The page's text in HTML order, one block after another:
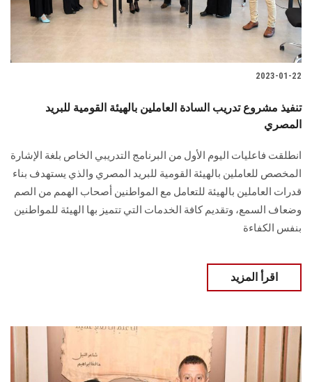
2023-01-22
تنفيذ مشروع تدريب السادة العاملين بالهيئة القومية للبريد
المصري
انطلقت فاعليات اليوم الأول من البرنامج التدريبي الخاص بلغة الإشارة
المخصص للعاملين بالهيئة القومية للبريد المصري والذي يستهدف بناء
قدرات العاملين بالهيئة للتعامل مع المواطنين أصحاب الهمم من الصم
وضعاف السمع، وتقديم كافة الخدمات التي تتميز بها الهيئة للمواطنين
بنفس الكفاءة
اقرأ المزيد